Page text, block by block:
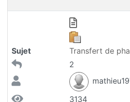
Sujet
Transfert de
2
3134